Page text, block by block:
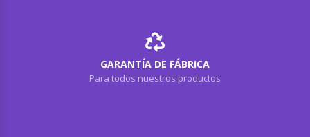
GARANTÍA DE FÁBRICA
Para todos nuestros productos